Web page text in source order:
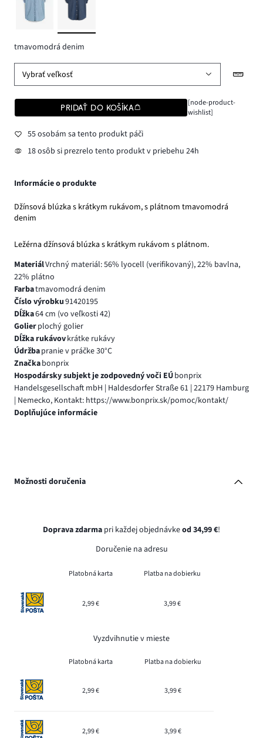
tmavomodrá denim
Vybrať veľkosť
PRIDAŤ DO KOŠÍKA
[node-product-
wishlist]
55 osobám sa tento produkt páči
18 osôb si prezrelo tento produkt v priebehu 24h
Informácie o produkte
Džínsová blúzka s krátkym rukávom, s plátnom tmavomodrá
denim
Ležérna džínsová blúzka s krátkym rukávom s plátnom.
MateriálVrchný materiál: 56% lyocell (verifikovaný), 22% bavlna,
22% plátno
Farbatmavomodrá denim
Číslo výrobku91420195
Dĺžka64 cm (vo veľkosti 42)
Golierplochý golier
Dĺžka rukávovkrátke rukávy
Údržbapranie v práčke 30°C
Značkabonprix
Hospodársky subjekt je zodpovedný voči EÚbonprix
Handelsgesellschaft mbH | Haldesdorfer Straße 61 | 22179 Hamburg
| Nemecko, Kontakt: https://www.bonprix.sk/pomoc/kontakt/
Doplňujúce informácie
Možnosti doručenia
Doprava zdarma pri každej objednávkeod 34,99 €!
Doručenie na adresu
Platobná karta Platba na dobierku
2,99 € 3,99 €
Vyzdvihnutie v mieste
Platobná karta Platba na dobierku
2,99 € 3,99 €
2,99 € 3,99 €